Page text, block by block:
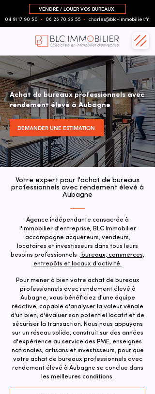
VENDRE / LOUER VOS BUREAUX
04 91 17 90 50 ▪︎ 06 26 70 22 55 ▪︎ charles@blc-immobilier.fr
Achat de bureaux professionnels avec
rendement élevé à Aubagne
DEMANDER UNE ESTIMATION
Votre expert pour l'achat de bureaux
professionnels avec rendement élevé à
Aubagne
Agence indépendante consacrée à
l'immobilier d'entreprise, BLC Immobilier
accompagne acquéreurs, vendeurs,
locataires et investisseurs dans tous leurs
besoins professionnels : bureaux, commerces,
entrepôts et locaux d'activité.
Pour mener à bien votre achat de bureaux
professionnels avec rendement élevé à
Aubagne, vous bénéficiez d'une équipe
réactive, capable d'analyser la valeur vénale
d'un bien, d'évaluer son potentiel locatif et de
sécuriser la transaction. ​Nous nous appuyons
sur un réseau solide, construit sur des années
d'expérience au service des PME, enseignes
nationales, artisans et investisseurs, pour que
votre achat de bureaux professionnels avec
rendement élevé à Aubagne se conclue dans
les meilleures conditions.